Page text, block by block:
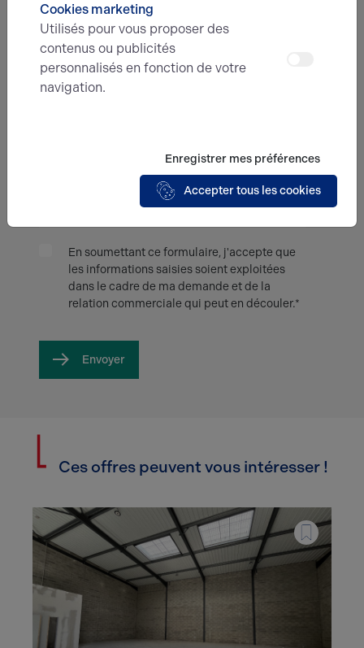
Type d'offre
En soumettant ce formulaire, j'accepte que
les informations saisies soient exploitées
dans le cadre de ma demande et de la
relation commerciale qui peut en découler.*
Envoyer
Ces offres peuvent vous intéresser !
Cookies marketing
Utilisés pour vous proposer des
contenus ou publicités
personnalisés en fonction de votre
navigation.
Enregistrer mes préférences
Accepter tous les cookies